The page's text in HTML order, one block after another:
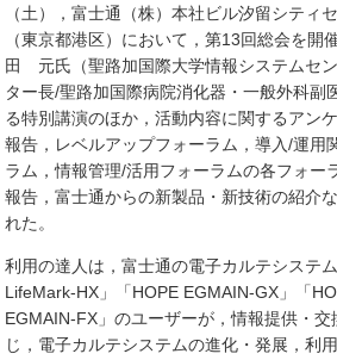
（土），富士通（株）本社ビル汐留シティ
（東京都港区）において，第13回総会を開
田 元氏（聖路加国際大学情報システムセ
ター長/聖路加国際病院消化器・一般外科副
る特別講演のほか，活動内容に関するアン
報告，レベルアップフォーラム，導入/運用
ラム，情報管理/活用フォーラムの各フォー
報告，富士通からの新製品・新技術の紹介
れた。
利用の達人は，富士通の電子カルテシステ
LifeMark-HX」「HOPE EGMAIN-GX」「
EGMAIN-FX」のユーザーが，情報提供・交
じ，電子カルテシステムの進化・発展，利